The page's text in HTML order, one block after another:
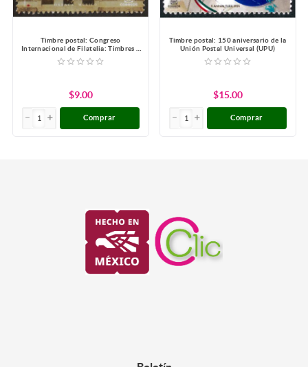
Timbre postal: Congreso
Internacional de Filatelia: Timbres y
Tradición
$9.00
Comprar
Timbre postal: 150 aniversario de la
Unión Postal Universal (UPU)
$15.00
Comprar